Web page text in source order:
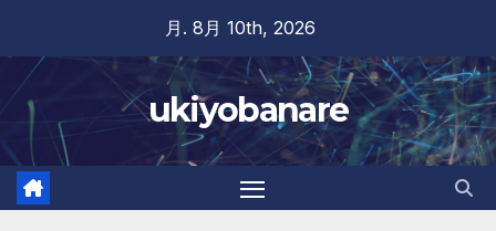
content
月. 8月 10th, 2026
ukiyobanare